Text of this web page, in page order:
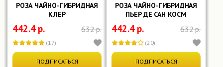
Желтый(3)
Смесь красок
(16)
Показать ещё
РОЗА ЧАЙНО-ГИБРИДНАЯ
КЛЕР
442.4 р. 632 р.
(17)
ПОДПИСАТЬСЯ
РОЗА ЧАЙНО-ГИБРИДНАЯ
ПЬЕР ДЕ САН КОСМ
442.4 р. 632 р.
(20)
ПОДПИСАТЬСЯ